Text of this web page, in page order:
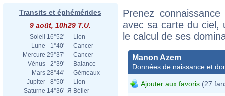
Transits et éphémérides
9 août, 10h29 T.U.
Soleil 16°52'
Lion
Lune
1°40'
Cancer
Mercure 29°37'
Cancer
Vénus
2°39'
Balance
Mars 28°44'
Gémeaux
Jupiter
8°50'
Lion
Saturne 14°36' Я Bélier
Prenez
avec sa carte du ciel,
le calcul de ses
Manon Azem
Données de naissance et
Ajouter aux favoris (27